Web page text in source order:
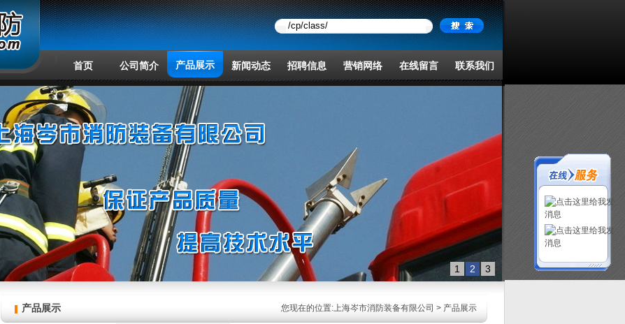
首页 公司简介 产品展示 新闻动态 招聘信息 营销网络 在线留言 联系我们
1 2 3
产品展示 您现在的位置:上海岑市消防装备有限公司 > 产品展示